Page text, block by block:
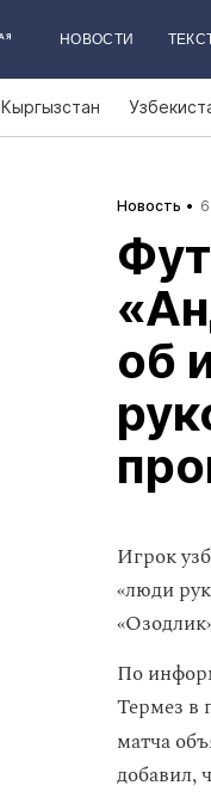
НОВОСТИ
Кыргызстан
Новость
об
Игрок
«люди
По
Термез в
матча
добавил,